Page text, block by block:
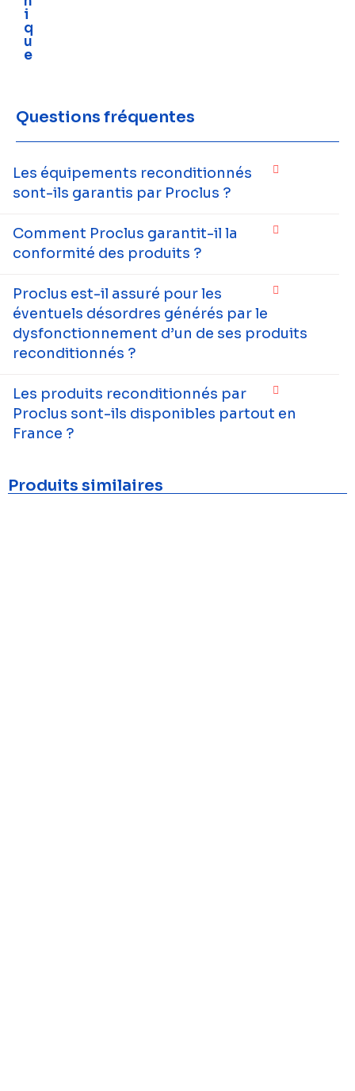
i
q
u
e
Questions fréquentes
Les équipements reconditionnés
sont-ils garantis par Proclus ?
Comment Proclus garantit-il la
conformité des produits ?
Proclus est-il assuré pour les
éventuels désordres générés par le
dysfonctionnement d’un de ses produits
reconditionnés ?
Les produits reconditionnés par
Proclus sont-ils disponibles partout en
France ?
Produits similaires